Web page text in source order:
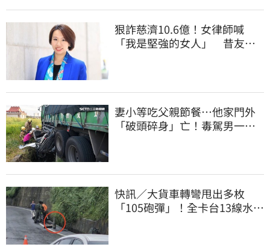
狠詐慈濟10.6億！女律師喊
「我是堅強的女人」 昔友人
妻小等吃父親節餐⋯他家門外
「破頭碎身」亡！毒駕男一路
快訊／大貨車轉彎甩出多枚
「105砲彈」！全卡台13線水